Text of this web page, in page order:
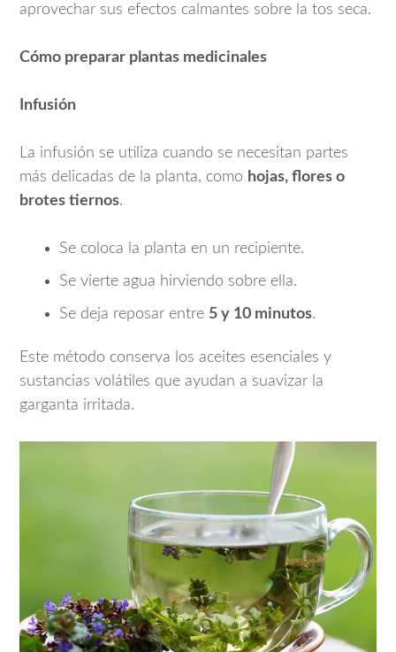
aprovechar sus efectos calmantes sobre la tos seca.
Cómo preparar plantas medicinales
Infusión
La infusión se utiliza cuando se necesitan partes
más delicadas de la planta, como hojas, flores o
brotes tiernos.
Se coloca la planta en un recipiente.
Se vierte agua hirviendo sobre ella.
Se deja reposar entre 5 y 10 minutos.
Este método conserva los aceites esenciales y
sustancias volátiles que ayudan a suavizar la
garganta irritada.